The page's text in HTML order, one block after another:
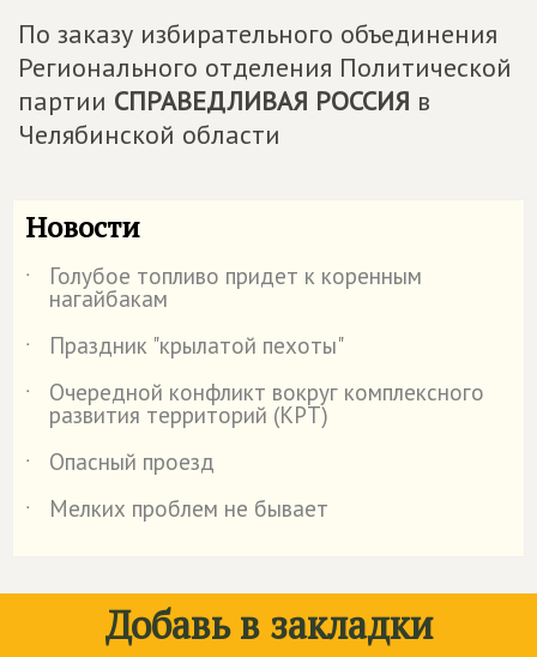
По заказу избирательного объединения
Регионального отделения Политической
партии СПРАВЕДЛИВАЯ РОССИЯ в
Челябинской области
Новости
˙ Голубое топливо придет к коренным
нагайбакам
˙
Праздник "крылатой пехоты"
˙
Очередной конфликт вокруг комплексного
развития территорий (КРТ)
˙
Опасный проезд
˙
Мелких проблем не бывает
Добавь в закладки